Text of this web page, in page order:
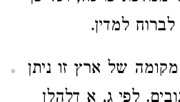
למדין.
של ארץ זו ניתן